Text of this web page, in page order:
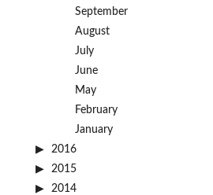
September
August
July
June
May
February
January
2016
2015
2014